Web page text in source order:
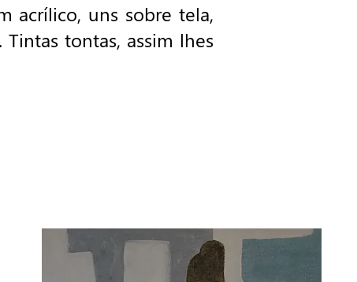
acrílico, uns sobre tela,
tontas, assim lhes